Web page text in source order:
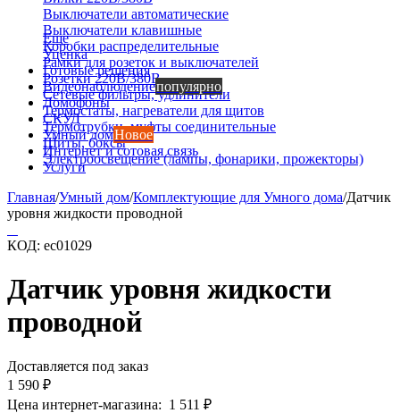
Выключатели автоматические
Выключатели клавишные
Коробки распределительные
Рамки для розеток и выключателей
Розетки 220В/380В
Сетевые фильтры, удлинители
Термостаты, нагреватели для щитов
Термотрубки, муфты соединительные
Щиты, боксы
Электроосвещение (лампы, фонарики, прожекторы)
Еще
Уценка
Готовые решения
Видеонаблюдениепопулярно
Домофоны
СКУД
Умный домНовое
Интернет и сотовая связь
Услуги
Главная/Умный дом/Комплектующие для Умного дома/Датчик
уровня жидкости проводной
КОД: ec01029
Датчик уровня жидкости
проводной
Доставляется под заказ
1 590 ₽
Цена интернет-магазина: 1 511 ₽